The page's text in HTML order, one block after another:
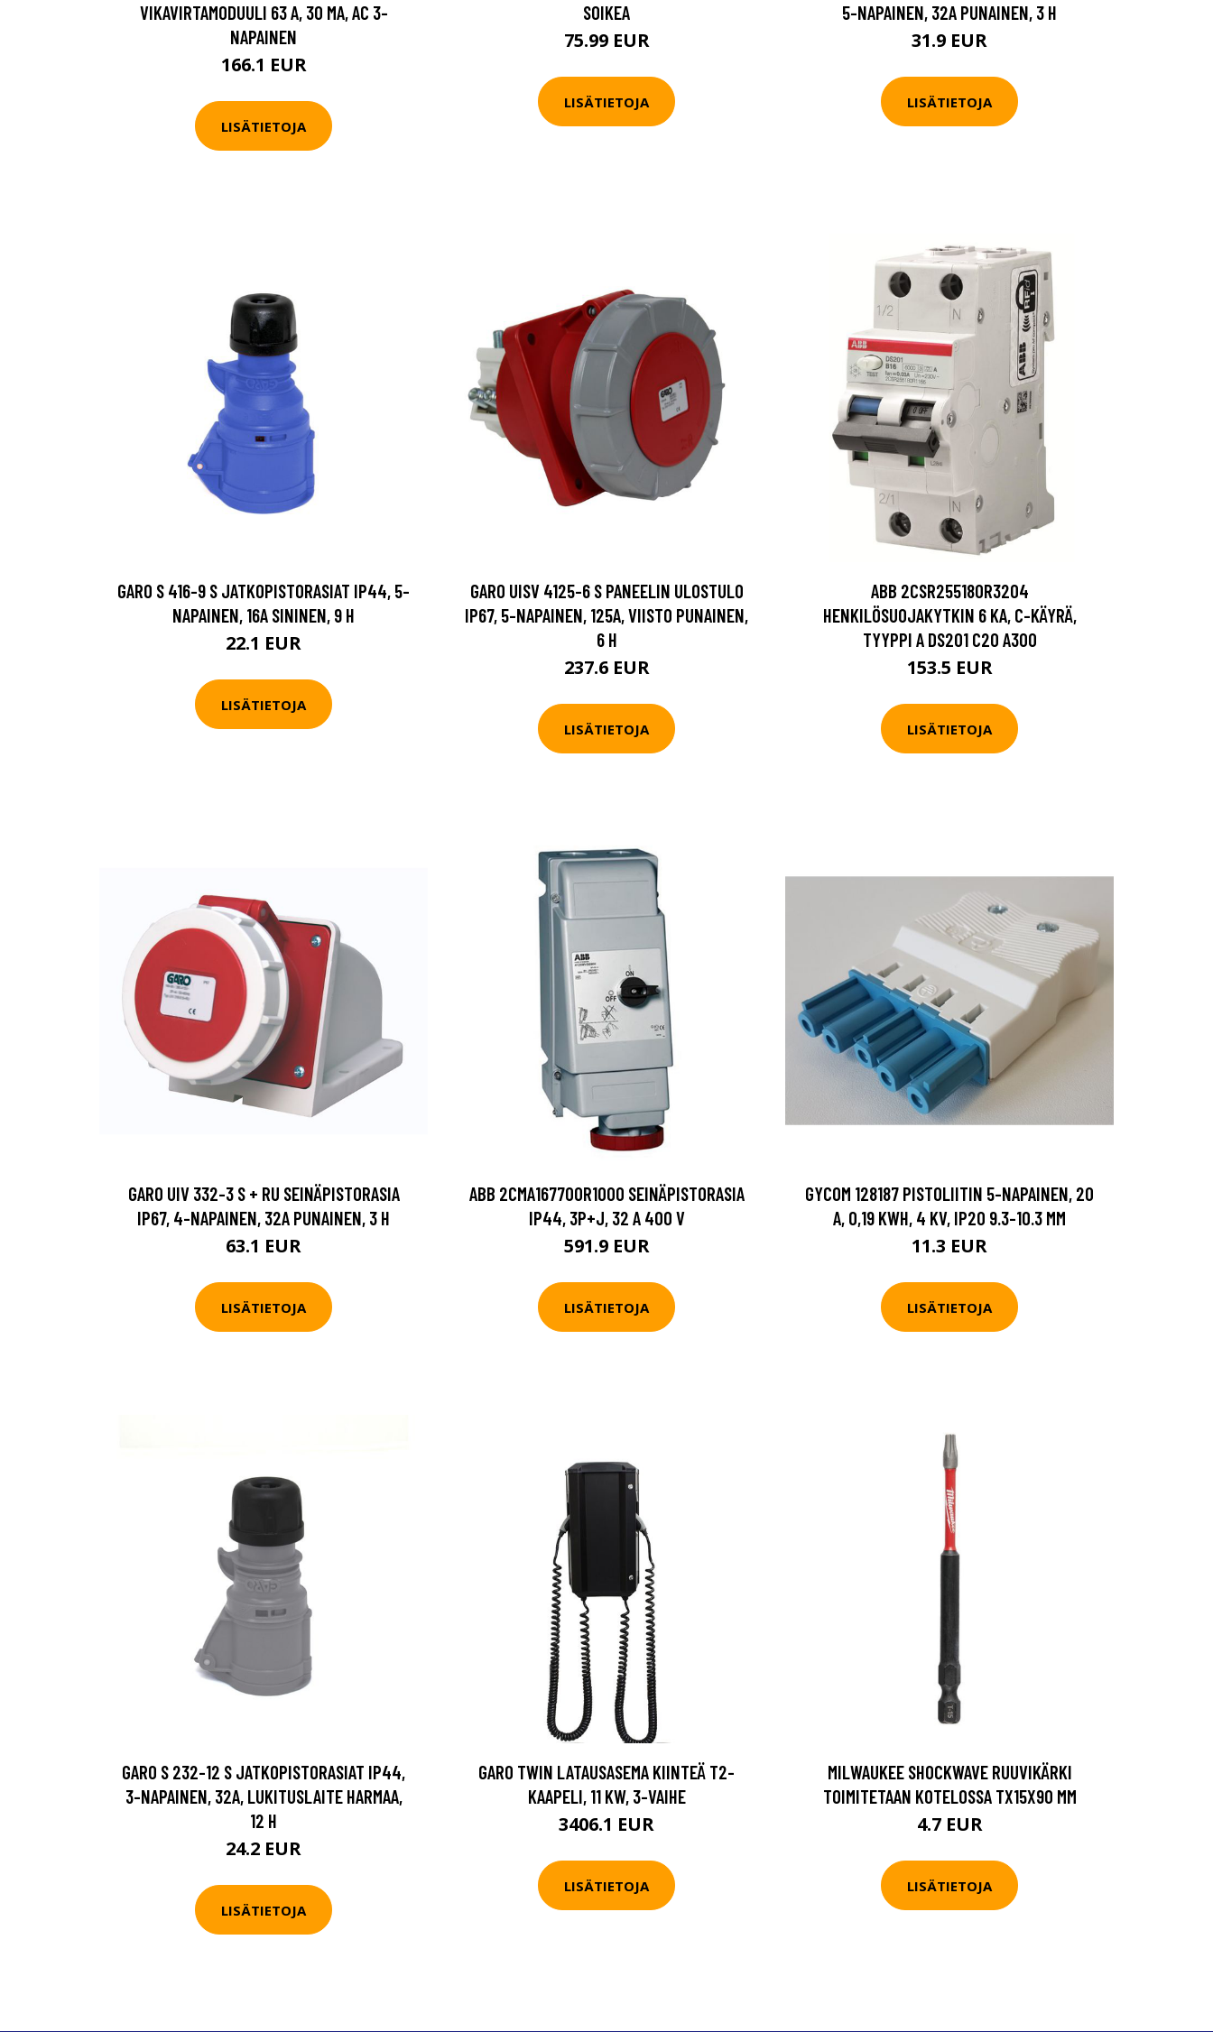
VIKAVIRTAMODUULI 63 A, 30 MA, AC 3-
NAPAINEN
166.1 EUR
LISÄTIETOJA
SOIKEA
75.99 EUR
LISÄTIETOJA
5-NAPAINEN, 32A PUNAINEN, 3 H
31.9 EUR
LISÄTIETOJA
GARO S 416-9 S JATKOPISTORASIAT IP44, 5-
NAPAINEN, 16A SININEN, 9 H
22.1 EUR
LISÄTIETOJA
GARO UISV 4125-6 S PANEELIN ULOSTULO
IP67, 5-NAPAINEN, 125A, VIISTO PUNAINEN,
6 H
237.6 EUR
LISÄTIETOJA
ABB 2CSR255180R3204
HENKILÖSUOJAKYTKIN 6 KA, C-KÄYRÄ,
TYYPPI A DS201 C20 A300
153.5 EUR
LISÄTIETOJA
GARO UIV 332-3 S + RU SEINÄPISTORASIA
IP67, 4-NAPAINEN, 32A PUNAINEN, 3 H
63.1 EUR
LISÄTIETOJA
ABB 2CMA167700R1000 SEINÄPISTORASIA
IP44, 3P+J, 32 A 400 V
591.9 EUR
LISÄTIETOJA
GYCOM 128187 PISTOLIITIN 5-NAPAINEN, 20
A, 0,19 KWH, 4 KV, IP20 9.3-10.3 MM
11.3 EUR
LISÄTIETOJA
GARO S 232-12 S JATKOPISTORASIAT IP44,
3-NAPAINEN, 32A, LUKITUSLAITE HARMAA,
12 H
24.2 EUR
LISÄTIETOJA
GARO TWIN LATAUSASEMA KIINTEÄ T2-
KAAPELI, 11 KW, 3-VAIHE
3406.1 EUR
LISÄTIETOJA
MILWAUKEE SHOCKWAVE RUUVIKÄRKI
TOIMITETAAN KOTELOSSA TX15X90 MM
4.7 EUR
LISÄTIETOJA